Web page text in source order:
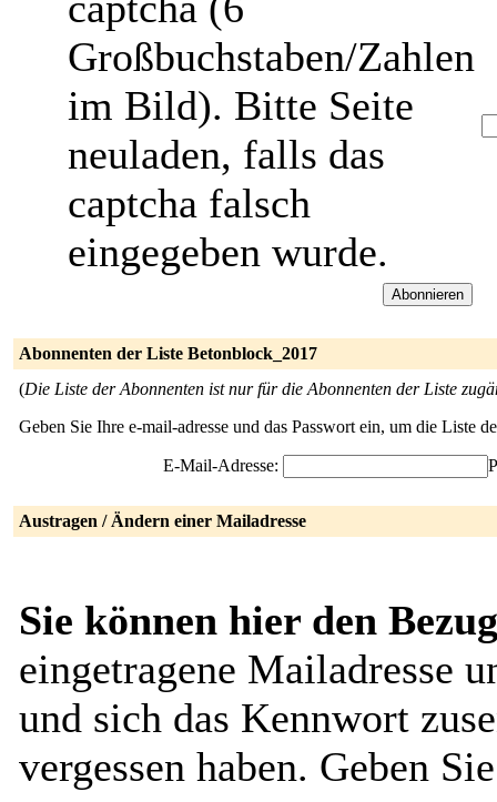
Großbuchstaben/Zahlen
im Bild). Bitte Seite
neuladen, falls das
captcha falsch
eingegeben wurde.
Abonnenten der Liste Betonblock_2017
(Die Liste der Abonnenten ist nur für die Abonnenten der Liste
Geben Sie Ihre e-mail-adresse und das Passwort ein, um die Liste
E-Mail-Adresse:
Austragen / Ändern einer Mailadresse
Sie können hier den
eingetragene Mailadresse
und sich das Kennwort
vergessen haben. Geben